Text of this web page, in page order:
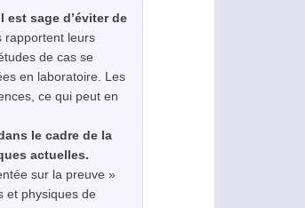
est sage d’éviter de
rapportent leurs
de cas se
en laboratoire. Les
ce qui peut en
le cadre de la
actuelles.
sur la preuve »
et physiques de